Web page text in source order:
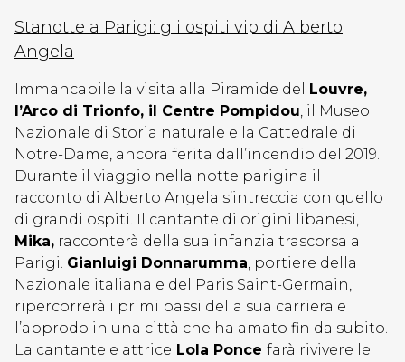
Stanotte a Parigi: gli ospiti vip di Alberto
Angela
Immancabile la visita alla Piramide del Louvre,
l’Arco di Trionfo, il Centre Pompidou, il Museo
Nazionale di Storia naturale e la Cattedrale di
Notre-Dame, ancora ferita dall’incendio del 2019.
Durante il viaggio nella notte parigina il
racconto di Alberto Angela s’intreccia con quello
di grandi ospiti. Il cantante di origini libanesi,
Mika, racconterà della sua infanzia trascorsa a
Parigi. Gianluigi Donnarumma, portiere della
Nazionale italiana e del Paris Saint-Germain,
ripercorrerà i primi passi della sua carriera e
l’approdo in una città che ha amato fin da subito.
La cantante e attrice Lola Ponce farà rivivere le